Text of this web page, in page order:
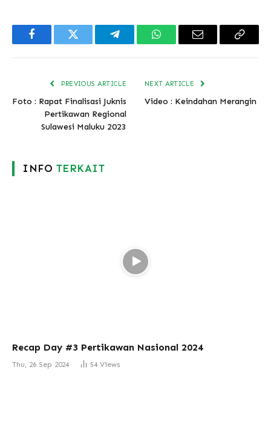
FacebookTwitter TelegramWhatsAppEmail
Copy
PREVIOUS ARTICLE
Foto : Rapat Finalisasi Juknis
Pertikawan Regional
Sulawesi Maluku 2023
NEXT ARTICLE
Video : Keindahan Merangin
INFO TERKAIT
Recap Day #3 Pertikawan Nasional 2024
Thu, 26 Sep 2024 54 Views